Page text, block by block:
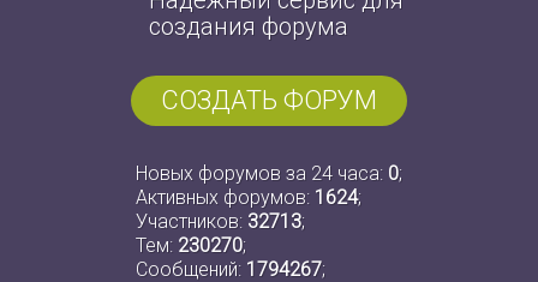
создания форума
СОЗДАТЬ ФОРУМ
Новых форумов за 24 часа: 0;
Активных форумов: 1624;
Участников: 32713;
Тем: 230270;
Сообщений: 1794267;